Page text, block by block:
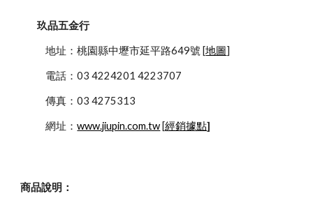
玖品五金行
            地址：桃園縣中壢市延平路649號 [
地圖]
            電話：03 4224201 4223707
            傳真：03 4275313
            網址：
www.jiupin.com.tw [經銷據點]
商品說明：